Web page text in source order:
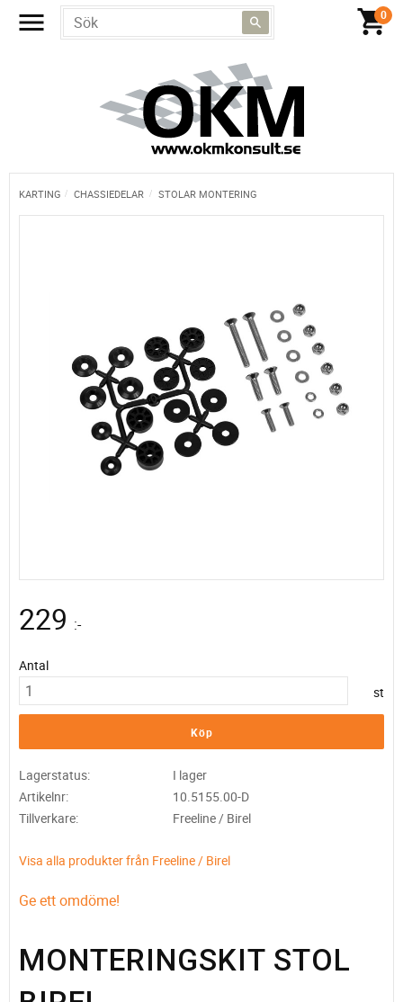
KARTING CHASSIEDELAR STOLAR MONTERING
229 :-
Antal
st
Köp
Lagerstatus
I lager
Artikelnr
10.5155.00-D
Tillverkare
Freeline / Birel
Visa alla produkter från Freeline / Birel
Ge ett omdöme!
MONTERINGSKIT STOL